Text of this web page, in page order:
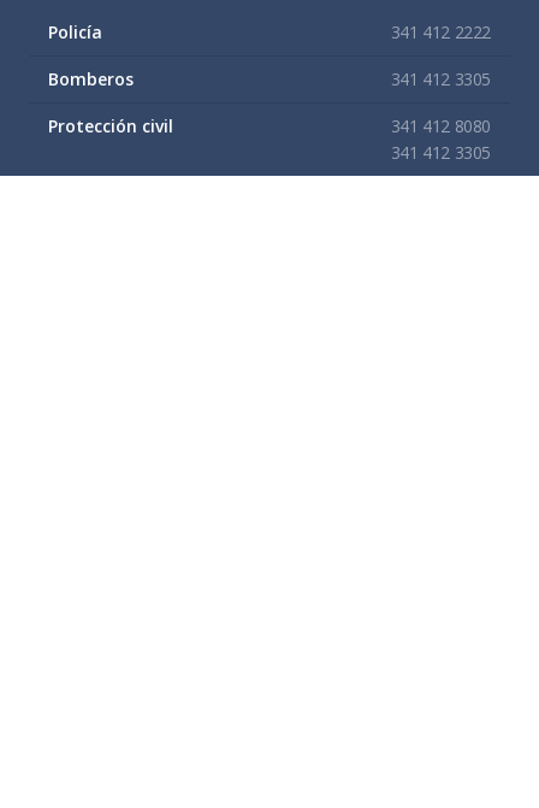
Policía 341 412 2222
Bomberos 341 412 3305
Protección civil
341 412 8080
341 412 3305